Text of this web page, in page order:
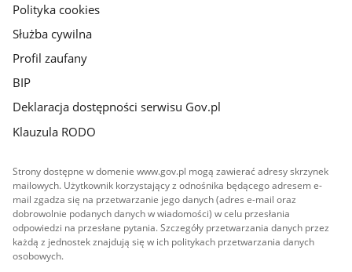
Polityka cookies
Służba cywilna
Profil zaufany
BIP
Deklaracja dostępności serwisu Gov.pl
Klauzula RODO
Strony dostępne w domenie www.gov.pl mogą zawierać adresy skrzynek
mailowych. Użytkownik korzystający z odnośnika będącego adresem e-
mail zgadza się na przetwarzanie jego danych (adres e-mail oraz
dobrowolnie podanych danych w wiadomości) w celu przesłania
odpowiedzi na przesłane pytania. Szczegóły przetwarzania danych przez
każdą z jednostek znajdują się w ich politykach przetwarzania danych
osobowych.